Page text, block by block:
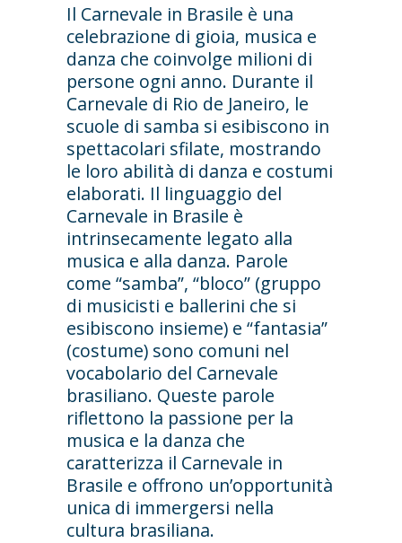
Il Carnevale in Brasile è una
celebrazione di gioia, musica e
danza che coinvolge milioni di
persone ogni anno. Durante il
Carnevale di Rio de Janeiro, le
scuole di samba si esibiscono in
spettacolari sfilate, mostrando
le loro abilità di danza e costumi
elaborati. Il linguaggio del
Carnevale in Brasile è
intrinsecamente legato alla
musica e alla danza. Parole
come “samba”, “bloco” (gruppo
di musicisti e ballerini che si
esibiscono insieme) e “fantasia”
(costume) sono comuni nel
vocabolario del Carnevale
brasiliano. Queste parole
riflettono la passione per la
musica e la danza che
caratterizza il Carnevale in
Brasile e offrono un’opportunità
unica di immergersi nella
cultura brasiliana.